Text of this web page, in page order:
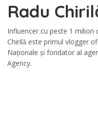
Radu
Influencer cu peste 1 milion
Chirilă este primul vlogger
Naționale și fondator al
Agency.